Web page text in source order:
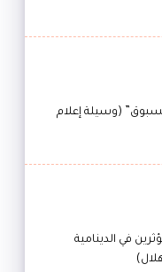
“غير مسبوق” (وسيلة إعلام
في الدينامية